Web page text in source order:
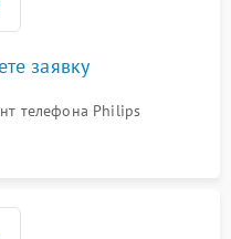
заявку
телефона Philips